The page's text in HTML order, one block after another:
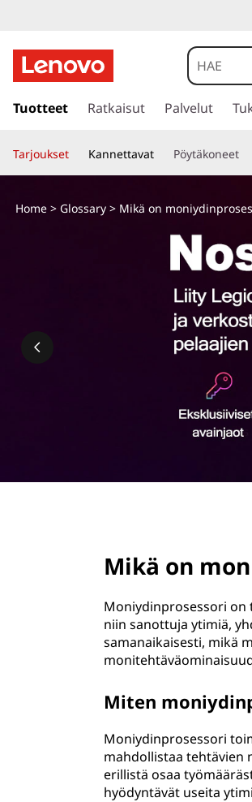
i
r
y
ä
Tuotteet Ratkaisut Palvelut
Tarjoukset Kannettavat Pöytäkoneet
Home> Glossary> Mikä on
Mikä on
Moniydinprosessori on
niin sanottuja ytimiä,
samanaikaisesti, mikä
Miten
Moniydinprosessori
mahdollistaa tehtävien
erillistä osaa
hyödyntävät useita